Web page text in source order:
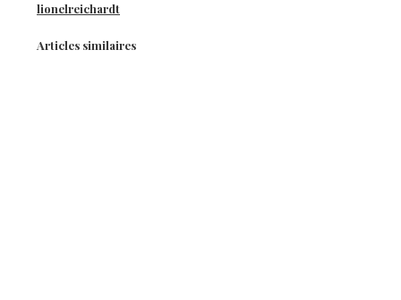
lionelreichardt
Articles similaires